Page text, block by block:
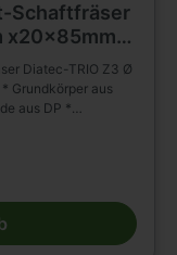
Schaftfräser
x20x85mm
Diatec-TRIO Z3 Ø
Grundkörper aus
aus DP *
Formatieren,
Thermoplaste/HPL:
Mineralwerkstoffe: n